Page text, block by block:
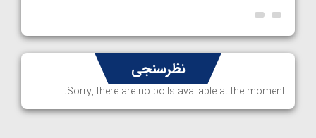
نظرسنجی
Sorry, there are no polls available at the moment.